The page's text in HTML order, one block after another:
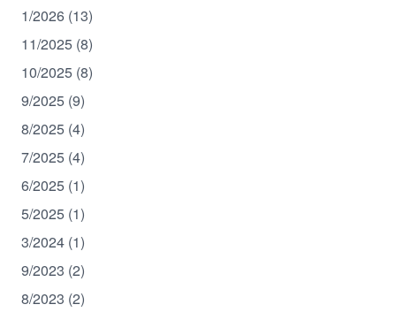
1/2026 (13)
11/2025 (8)
10/2025 (8)
9/2025 (9)
8/2025 (4)
7/2025 (4)
6/2025 (1)
5/2025 (1)
3/2024 (1)
9/2023 (2)
8/2023 (2)